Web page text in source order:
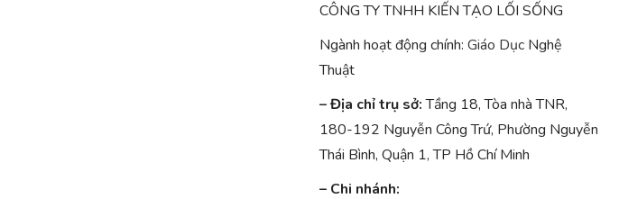
CÔNG TY TNHH KIẾN TẠO LỐI SỐNG
Ngành hoạt động chính: Giáo Dục Nghệ
Thuật
– Địa chỉ trụ sở:Tầng 18, Tòa nhà TNR,
180-192 Nguyễn Công Trứ, Phường Nguyễn
Thái Bình, Quận 1, TP Hồ Chí Minh
– Chi nhánh: